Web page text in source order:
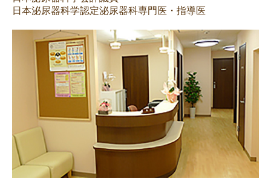
日本泌尿器科学認定泌尿器科専門医・指導医